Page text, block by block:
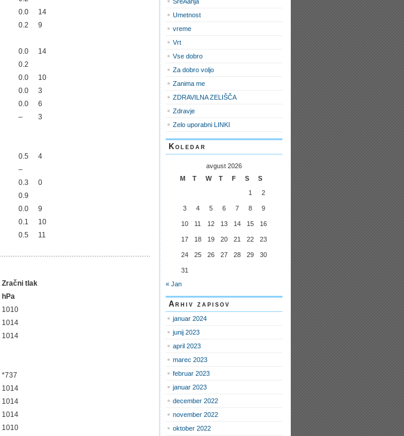
0.0
14
0.2
9
0.0
14
0.2
0.0
10
0.0
3
0.0
6
–
3
0.5
4
–
0.3
0
0.9
0.0
9
0.1
10
0.5 11
Zračni tlak
hPa
1010
1014
1014
*737
1014
1014
1014
1010
Umetnost
vreme
Vrt
Vse dobro
Za dobro voljo
Zanima me
ZDRAVILNA ZELIŠČA
Zdravje
Zelo uporabni LINKI
Koledar
avgust 2026
M
T W T F S
S
1
2
3 4 5 6 7 8 9
10 11 12 13 14 15 16
17 18 19 20 21 22 23
24 25 26 27 28 29 30
31
« Jan
Arhiv zapisov
januar 2024
junij 2023
april 2023
marec 2023
februar 2023
januar 2023
december 2022
november 2022
oktober 2022